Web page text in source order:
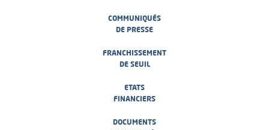
COMMUNIQUÉS
DE PRESSE
FRANCHISSEMENT
DE SEUIL
ETATS
FINANCIERS
DOCUMENTS